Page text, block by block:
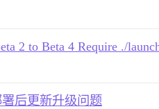
2 to Beta 4 Require ./
署后更新升级问题